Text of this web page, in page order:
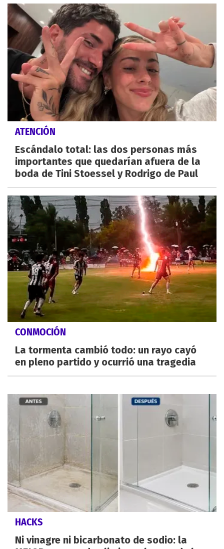
ATENCIÓN
Escándalo total: las dos personas más
importantes que quedarían afuera de la
boda de Tini Stoessel y Rodrigo de Paul
CONMOCIÓN
La tormenta cambió todo: un rayo cayó
en pleno partido y ocurrió una tragedia
HACKS
Ni vinagre ni bicarbonato de sodio: la